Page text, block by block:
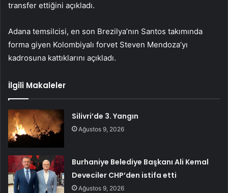
transfer ettiğini açıkladı.
Adana temsilcisi, en son Brezilya’nın Santos takımında
forma giyen Kolombiyalı forvet Steven Mendoza’yı
kadrosuna kattıklarını açıkladı.
İlgili Makaleler
Silivri’de 3. Yangın
Ağustos 9, 2026
Burhaniye Belediye Başkanı Ali Kemal
Deveciler CHP’den istifa etti
Ağustos 9, 2026